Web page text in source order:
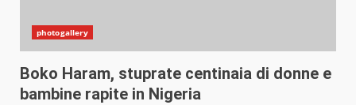
photogallery
Boko Haram, stuprate centinaia di donne e
bambine rapite in Nigeria